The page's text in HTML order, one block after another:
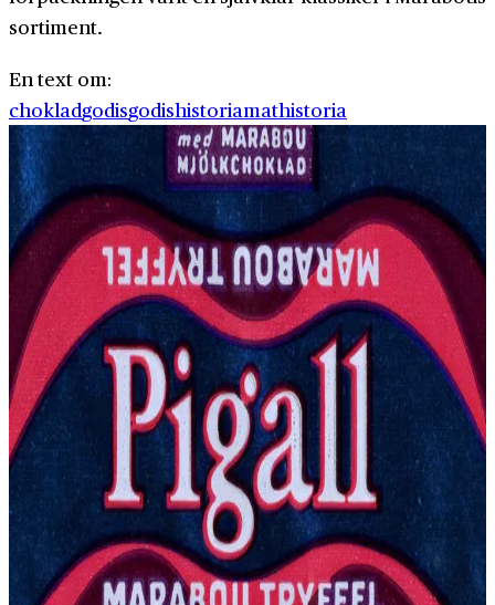
sortiment.
En text om:
chokladgodisgodishistoriamathistoria